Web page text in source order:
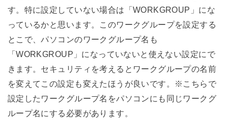
す。特に設定していない場合は「WORKGROUP」にな
っているかと思います。このワークグループを設定する
とこで、パソコンのワークグループ名も
「WORKGROUP」になっていないと使えない設定にで
きます。セキュリティを考えるとワークグループの名前
を変えてこの設定も変えたほうが良いです。※こちらで
設定したワークグループ名をパソコンにも同じワークグ
ループ名にする必要があります。